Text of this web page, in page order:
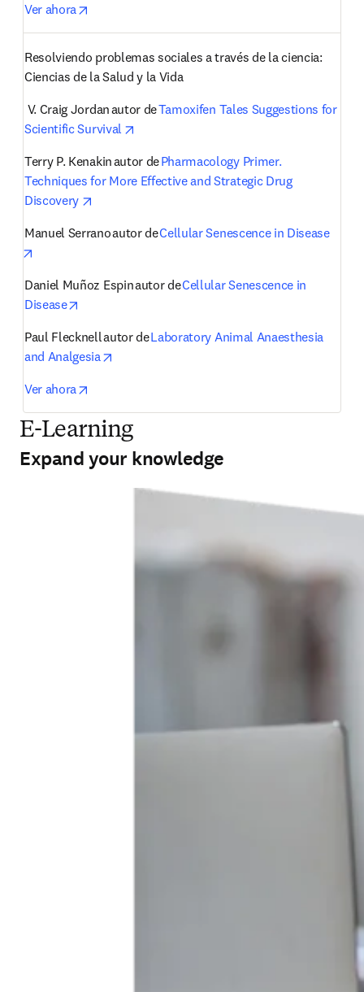
Ver ahora
Resolviendo problemas sociales a través de la ciencia:
Ciencias de la Salud y la Vida
V. Craig Jordanautor de Tamoxifen Tales Suggestions for
Scientific Survival
Terry P. Kenakin autor de Pharmacology Primer.
Techniques for More Effective and Strategic Drug
Discovery
Manuel Serranoautor de Cellular Senescence in Disease
Daniel Muñoz Espinautor de Cellular Senescence in
Disease
Paul Flecknellautor de Laboratory Animal Anaesthesia
and Analgesia
Ver ahora
E-Learning
Expand your knowledge